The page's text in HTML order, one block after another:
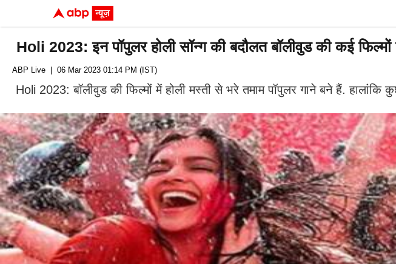
Holi 2023: इन पॉपुलर होली सॉन्ग की बदौलत बॉलीवुड की कई
ABP Live | 06 Mar 2023 01:14 PM (IST)
Holi 2023: बॉलीवुड की फिल्मों में होली मस्ती से भरे तमाम पॉपुलर गाने बने हैं.